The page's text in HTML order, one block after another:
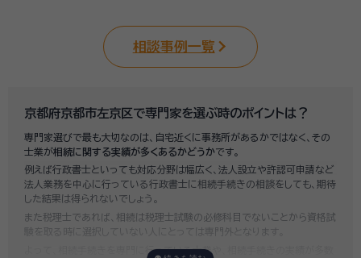
相談事例一覧
京都府京都市左京区で専門家を選ぶ時のポイントは？
専門家選びで最も大切なのは、自宅近くに事務所があるかではなく、その
士業が相続に関する実績が多くあるかどうかです。
例えば行政書士といっても対応分野は幅広く、法人設立や許認可申請など
法人業務を中心に行っている行政書士に相続手続きの相談をしても、期待
した結果は得られないでしょう。
また税理士であれば、相続は税理士試験の必修科目でないことから資格試
験を取る時に選択していない人にとっては専門外となります。
よって、相続手続きを専門に行っている士業や、相続手続きの実績が多数